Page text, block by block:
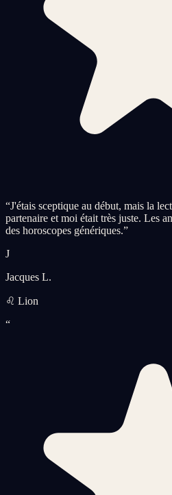
“J'étais sceptique au début, mais la
partenaire et moi était très juste. Les
des horoscopes génériques.”
J
Jacques L.
♌ Lion
“